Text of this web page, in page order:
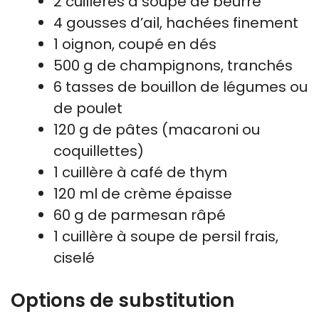
4 gousses d’ail, hachées finement
1 oignon, coupé en dés
500 g de champignons, tranchés
6 tasses de bouillon de légumes ou
de poulet
120 g de pâtes (macaroni ou
coquillettes)
1 cuillère à café de thym
120 ml de crème épaisse
60 g de parmesan râpé
1 cuillère à soupe de persil frais,
ciselé
Options de substitution